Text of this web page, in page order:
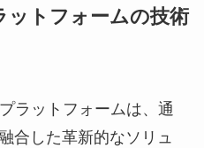
ットフォームの技術
ラットフォームは、通
合した革新的なソリュ